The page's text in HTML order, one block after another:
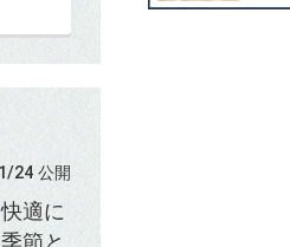
24 公開
適に
節と